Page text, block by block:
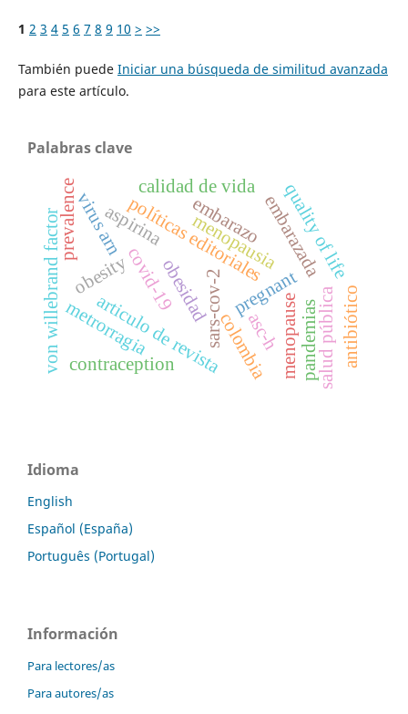
1 2 3 4 5 6 7 8 9 10 > >>
También puede Iniciar una búsqueda de similitud avanzada
para este artículo.
Palabras clave
covid-19 sars-cov-2
embarazada
pregnant
articulo de revista
políticas editoriales
obesidad
menopausia
calidad de vida
obesity
menopause
quality of life
asc-h
metrorragia
von willebrand factor virus arn
pandemiassalud pública
aspirina
colombia
contraception
prevalence embarazo
antibiótico
Idioma
English
Español (España)
Português (Portugal)
Información
Para lectores/as
Para autores/as